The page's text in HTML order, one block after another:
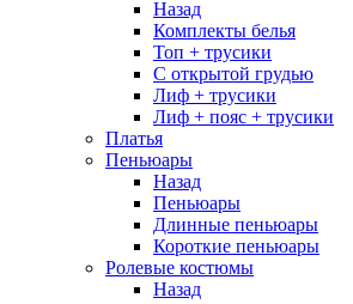
Назад
Комплекты белья
Топ + трусики
С открытой грудью
Лиф + трусики
Лиф + пояс + трусики
Платья
Пеньюары
Назад
Пеньюары
Длинные пеньюары
Короткие пеньюары
Ролевые костюмы
Назад